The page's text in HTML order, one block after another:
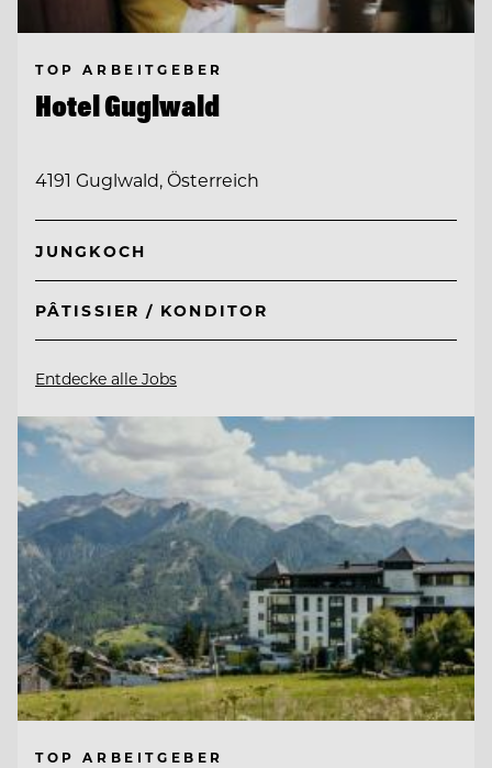
TOP ARBEITGEBER
Hotel Guglwald
4191 Guglwald, Österreich
JUNGKOCH
PÂTISSIER / KONDITOR
Entdecke alle Jobs
TOP ARBEITGEBER